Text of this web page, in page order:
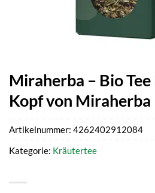
Miraherba – Bio
Kopf von Miraherba
Artikelnummer: 4262402912084
Kategorie: Kräutertee